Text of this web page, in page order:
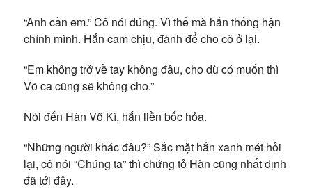
“Anh cần em.” Cô nói đúng. Vì thế mà hắn thống hận
chính mình. Hắn cam chịu, đành để cho cô ở lại.
“Em không trở về tay không đâu, cho dù có muốn thì
Võ ca cũng sẽ không cho.”
Nói đến Hàn Võ Kì, hắn liền bốc hỏa.
“Những người khác đâu?” Sắc mặt hắn xanh mét hỏi
lại, cô nói “Chúng ta” thì chứng tỏ Hàn cũng nhất định
đã tới đây.